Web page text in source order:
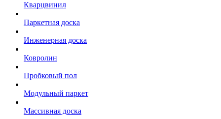
Кварцвинил
Паркетная доска
Инженерная доска
Ковролин
Пробковый пол
Модульный паркет
Массивная доска